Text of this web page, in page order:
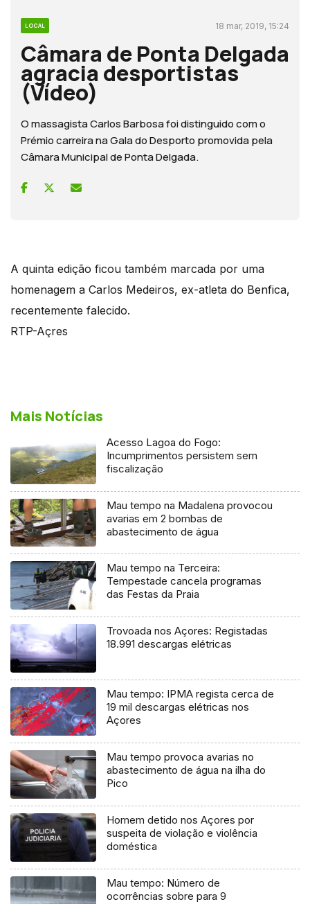
LOCAL 18 mar, 2019, 15:24
Câmara de Ponta Delgada
agracia desportistas
(Vídeo)
O massagista Carlos Barbosa foi distinguido com o
Prémio carreira na Gala do Desporto promovida pela
Câmara Municipal de Ponta Delgada.
A quinta edição ficou também marcada por uma
homenagem a Carlos Medeiros, ex-atleta do Benfica,
recentemente falecido.
RTP-Açres
Mais Notícias
Acesso Lagoa do Fogo:
Incumprimentos persistem sem
fiscalização
Mau tempo na Madalena provocou
avarias em 2 bombas de
abastecimento de água
Mau tempo na Terceira:
Tempestade cancela programas
das Festas da Praia
Trovoada nos Açores: Registadas
18.991 descargas elétricas
Mau tempo: IPMA regista cerca de
19 mil descargas elétricas nos
Açores
Mau tempo provoca avarias no
abastecimento de água na ilha do
Pico
Homem detido nos Açores por
suspeita de violação e violência
doméstica
Mau tempo: Número de
ocorrências sobre para 9